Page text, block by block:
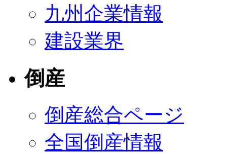
九州企業情報
建設業界
倒産
倒産総合ページ
全国倒産情報